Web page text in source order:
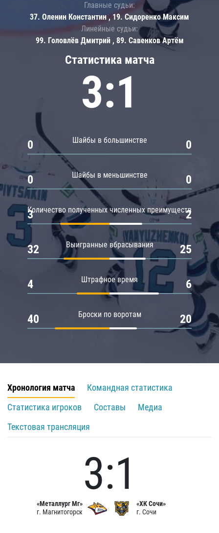
Статистика матча
3:1
Шайбы в большинстве
0 0
Шайбы в меньшинстве
0 0
Количество полученных численных преимуществ
3 2
Выигранные вбрасывания
32 25
Штрафное время
4 6
Броски по воротам
40 20
Главные судьи:
37. Оленин Константин , 19. Сидоренко Максим
Линейные судьи:
99. Головлёв Дмитрий , 89. Савенков Артём
Хронология матча
Командная статистика
Статистика игроков
Составы
Медиа
Текстовая трансляция
«Металлург Мг»
г. Магнитогорск
3:1
«ХК Сочи»
г. Сочи